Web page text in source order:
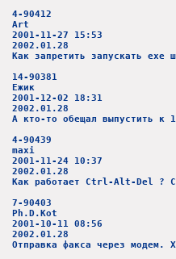
4-90412
Art
2001-11-27 15:53
2002.01.28
Как запретить запускать ехе
14-90381
Ежик
2001-12-02 18:31
2002.01.28
А кто-то обещал выпустить
4-90439
maxi
2001-11-24 10:37
2002.01.28
Как работает Ctrl-Alt-Del ?
7-90403
Ph.D.Kot
2001-10-11 08:56
2002.01.28
Отправка факса через модем.